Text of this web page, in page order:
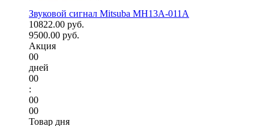
Звуковой сигнал Mitsuba MH13A-011A
10822.00 руб.
9500.00 руб.
Акция
00
дней
00
:
00
00
Товар дня